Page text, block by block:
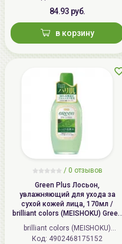
84.93 руб.
в корзину
/ 0 отзывов
Green Plus Лосьон,
увлажняющий для ухода за
сухой кожей лица, 170мл /
brilliant colors (MEISHOKU) Green
Plus Aloe Moisture Lotion
brilliant colors (MEISHOKU)
(Япония)
Код: 4902468175152